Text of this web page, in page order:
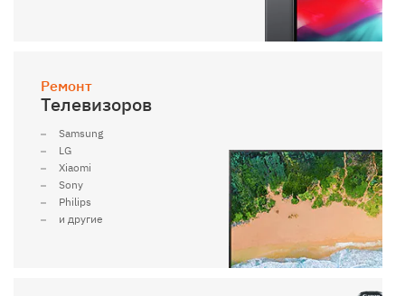
Ремонт
Телевизоров
Samsung
LG
Xiaomi
Sony
Philips
и другие